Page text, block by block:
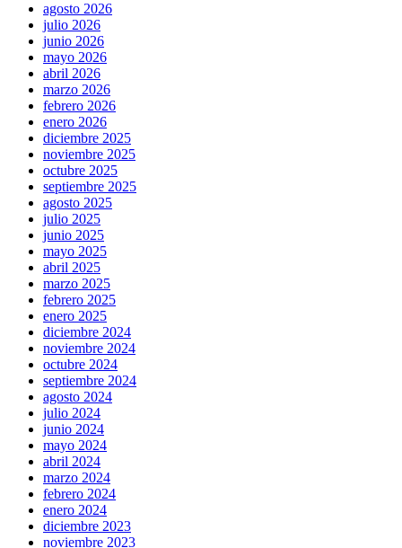
agosto 2026
julio 2026
junio 2026
mayo 2026
abril 2026
marzo 2026
febrero 2026
enero 2026
diciembre 2025
noviembre 2025
octubre 2025
septiembre 2025
agosto 2025
julio 2025
junio 2025
mayo 2025
abril 2025
marzo 2025
febrero 2025
enero 2025
diciembre 2024
noviembre 2024
octubre 2024
septiembre 2024
agosto 2024
julio 2024
junio 2024
mayo 2024
abril 2024
marzo 2024
febrero 2024
enero 2024
diciembre 2023
noviembre 2023